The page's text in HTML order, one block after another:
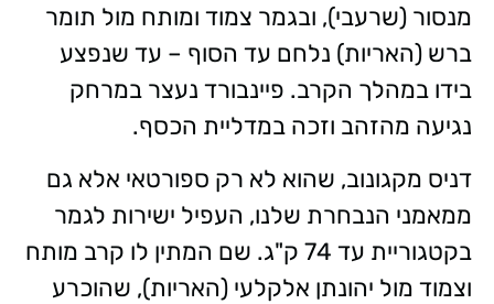
מנסור (שרעבי), ובגמר צמוד ומותח מול תומר
ברש (האריות) נלחם עד הסוף – עד שנפצע
בידו במהלך הקרב. פיינבורד נעצר במרחק
נגיעה מהזהב וזכה במדליית הכסף.
דניס מקגונוב, שהוא לא רק ספורטאי אלא גם
ממאמני הנבחרת שלנו, העפיל ישירות לגמר
בקטגוריית עד 74 ק"ג. שם המתין לו קרב מותח
וצמוד מול יהונתן אלקלעי (האריות), שהוכרע